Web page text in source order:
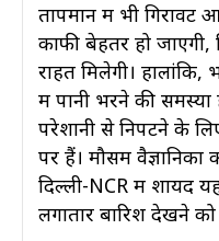
तापमान में भी गिरावट
काफी बेहतर हो जाएगी,
राहत मिलेगी। हालांकि,
में पानी भरने की
परेशानी से निपटने के
पर हैं। मौसम
दिल्ली-NCR में शायद
लगातार बारिश देखने को